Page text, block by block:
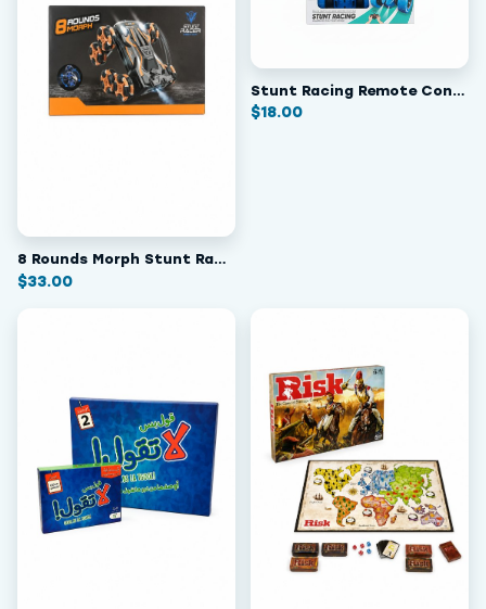
8 Rounds Morph Stunt Racer - Remote Control Car
$33.00
Stunt Racing Remote Control Off-Road Vehicle
$18.00